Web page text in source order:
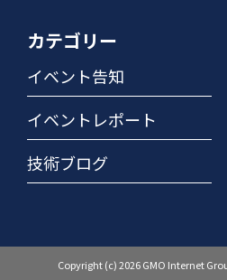
カテゴリー
イベント告知
イベントレポート
技術ブログ
Copyright (c) 2026 GMO Internet